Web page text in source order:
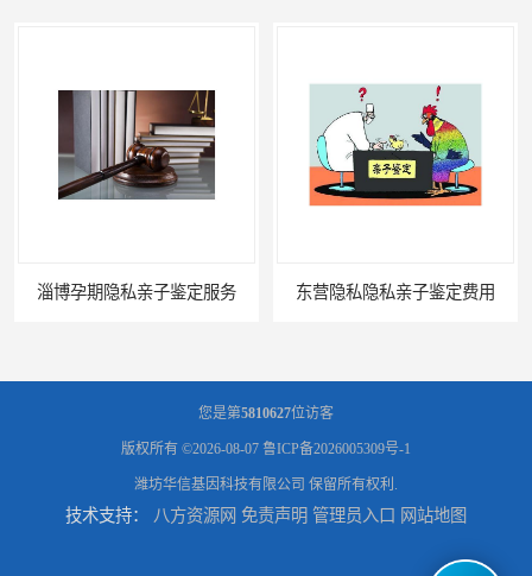
东营隐私隐私亲子鉴定费用
您是第5810627位访客
版权所有 ©2026-08-07 鲁ICP备2026005309号-1
潍坊华信基因科技有限公司 保留所有权利.
技术支持： 八方资源网 免责声明 管理员入口 网站地图